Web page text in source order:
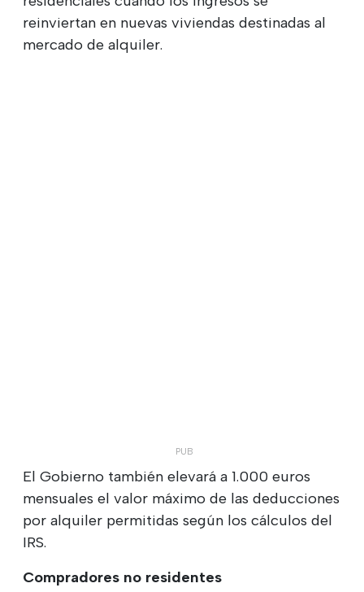
reinviertan en nuevas viviendas destinadas al
mercado de alquiler.
El Gobierno también elevará a 1.000 euros
mensuales el valor máximo de las deducciones
por alquiler permitidas según los cálculos del
IRS.
Compradores no residentes